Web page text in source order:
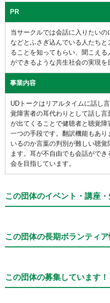
PR
当サークルでは会話に入りたい
などとふさぎ込んでいる人たち
ることを知ってもらい、聞こえ
ができるような共生社会の実現を
事業内容
UDトークはリアルタイムに話し
覚障害者の耳代わりとして話し
が出てくることで健聴者と聴覚
一つの手段です。翻訳機能もあ
いるのか言葉の判別が難しい聴
ます。耳が不自由でも会話がで
会を目指しています。
この団体のイベント・講座
この団体の長期ボランティア
この団体の募集しています！